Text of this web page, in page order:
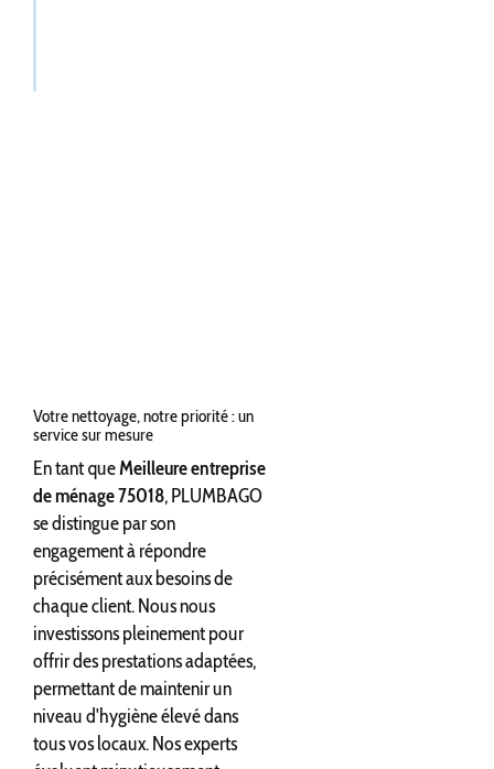
Votre nettoyage, notre priorité : un
service sur mesure
En tant queMeilleure entreprise
de ménage 75018, PLUMBAGO
se distingue par son
engagement à répondre
précisément aux besoins de
chaque client. Nous nous
investissons pleinement pour
offrir des prestations adaptées,
permettant de maintenir un
niveau d'hygiène élevé dans
tous vos locaux. Nos experts